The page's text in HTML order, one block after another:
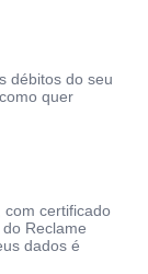
débitos do seu
quer
com certificado
Reclame
dados é